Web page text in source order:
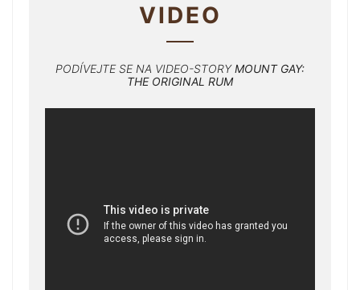
VIDEO
PODÍVEJTE SE NA VIDEO-STORYMOUNT GAY:
THE ORIGINAL RUM